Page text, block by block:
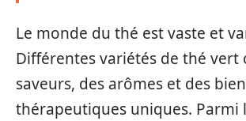
Le monde du thé est vaste et
Différentes variétés de thé vert
saveurs, des arômes et des
thérapeutiques uniques. Parmi